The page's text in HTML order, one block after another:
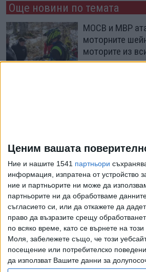
Ценим вашата
Ние и нашите 1541 партньори
информация, изпратена от устройство
ние и партньорите ни може да
партньорите ни да обработваме
съгласието си, или да откажете да
право да възразите срещу
по всяко време, като се върнете на
Моля, забележете също, че този
посещение или потребителско
да използват Вашите данни за
Още новини по темата
МОСВ и МВР
моторните
моторите из
планини
официално
Още по темата
Всички